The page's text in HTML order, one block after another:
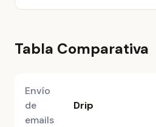
Tabla Comparativa
Envío
de
emails
Drip